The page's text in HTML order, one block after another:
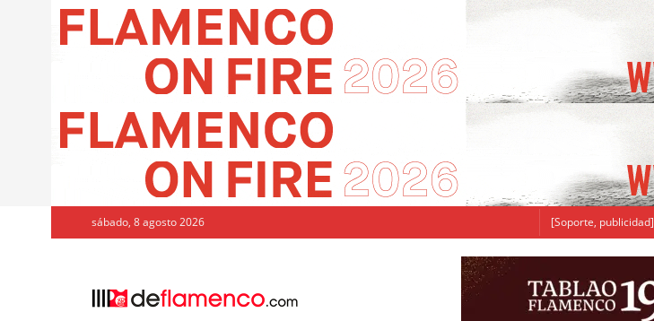
sábado, 8 agosto 2026 [Soporte, publicidad]